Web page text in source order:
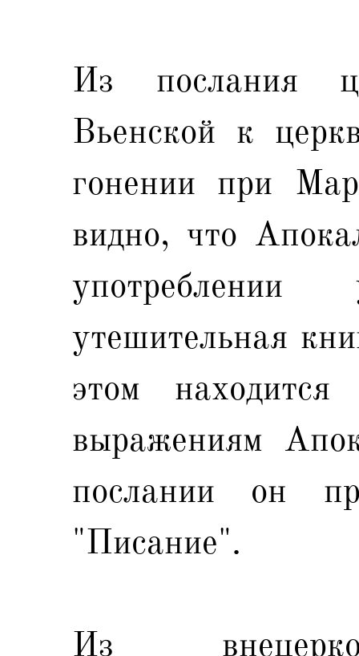
Из послания
Вьенской к
гонении при
видно, что
утешительная
этом
выражениям
послании он
"Писание".
Из